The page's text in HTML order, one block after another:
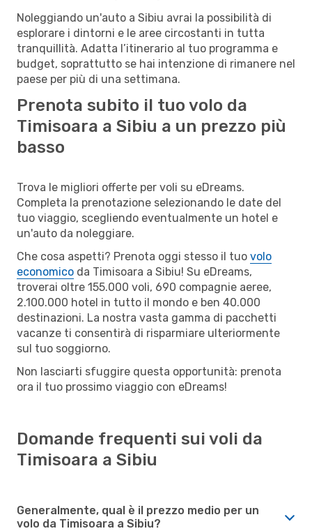
Noleggiando un'auto a Sibiu avrai la possibilità di
esplorare i dintorni e le aree circostanti in tutta
tranquillità. Adatta l’itinerario al tuo programma e
budget, soprattutto se hai intenzione di rimanere nel
paese per più di una settimana.
Prenota subito il tuo volo da
Timisoara a Sibiu a un prezzo più
basso
Trova le migliori offerte per voli su eDreams.
Completa la prenotazione selezionando le date del
tuo viaggio, scegliendo eventualmente un hotel e
un'auto da noleggiare.
Che cosa aspetti? Prenota oggi stesso il tuo volo
economico da Timisoara a Sibiu! Su eDreams,
troverai oltre 155.000 voli, 690 compagnie aeree,
2.100.000 hotel in tutto il mondo e ben 40.000
destinazioni. La nostra vasta gamma di pacchetti
vacanze ti consentirà di risparmiare ulteriormente
sul tuo soggiorno.
Non lasciarti sfuggire questa opportunità: prenota
ora il tuo prossimo viaggio con eDreams!
Domande frequenti sui voli da
Timisoara a Sibiu
Generalmente, qual è il prezzo medio per un
volo da Timisoara a Sibiu?